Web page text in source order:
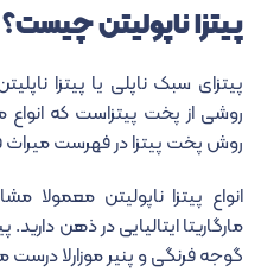
پیتزا ناپولیتن چیست؟
پیتزای سبک ناپلی یا پیتزا
روشی از پخت پیتزاست که
روش پخت پیتزا در فهرست میراث
انواع پیتزا ناپولیتن معمولا
مارگاریتا ایتالیایی در ذهن دارید.
گوجه فرنگی و پنیر موزارلا